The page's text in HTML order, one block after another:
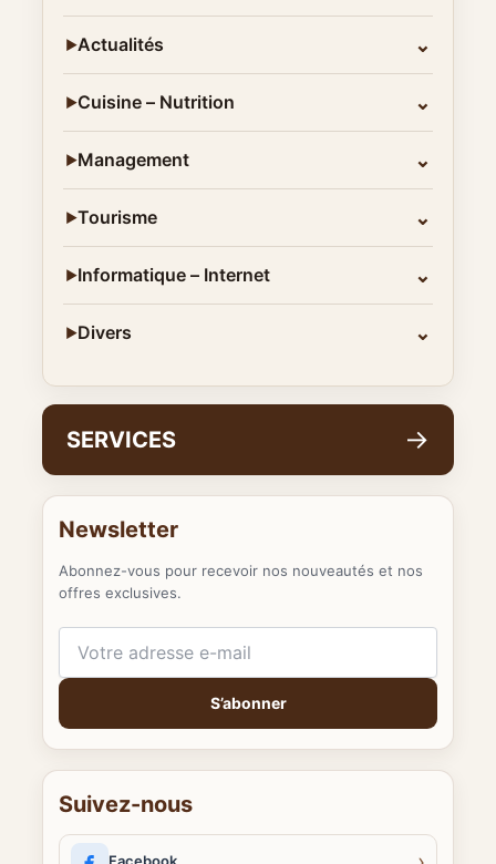
▶Actualités ⌄
▶Cuisine – Nutrition ⌄
▶Management ⌄
▶Tourisme ⌄
▶Informatique – Internet ⌄
▶Divers ⌄
SERVICES →
Newsletter
Abonnez-vous pour recevoir nos nouveautés et nos
offres exclusives.
Votre adresse e-mail
S’abonner
Suivez-nous